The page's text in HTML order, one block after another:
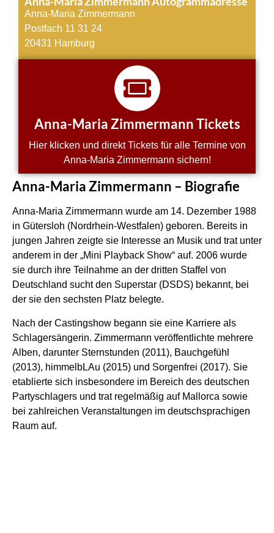
Anna-Maria Zimmermann
Postfach 11 31 24
20431 Hamburg
Anna-Maria Zimmermann Tickets
Hier klicken und direkt Tickets für alle Termine von
Anna-Maria Zimmermann sichern!
Anna-Maria Zimmermann – Biografie
Anna-Maria Zimmermann wurde am 14. Dezember 1988
in Gütersloh (Nordrhein-Westfalen) geboren. Bereits in
jungen Jahren zeigte sie Interesse an Musik und trat unter
anderem in der „Mini Playback Show“ auf. 2006 wurde
sie durch ihre Teilnahme an der dritten Staffel von
Deutschland sucht den Superstar (DSDS) bekannt, bei
der sie den sechsten Platz belegte.
Nach der Castingshow begann sie eine Karriere als
Schlagersängerin. Zimmermann veröffentlichte mehrere
Alben, darunter Sternstunden (2011), Bauchgefühl
(2013), himmelbLAu (2015) und Sorgenfrei (2017). Sie
etablierte sich insbesondere im Bereich des deutschen
Partyschlagers und trat regelmäßig auf Mallorca sowie
bei zahlreichen Veranstaltungen im deutschsprachigen
Raum auf.